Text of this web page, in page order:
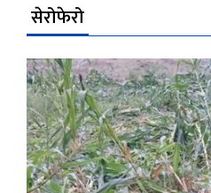
सेरोफेरो